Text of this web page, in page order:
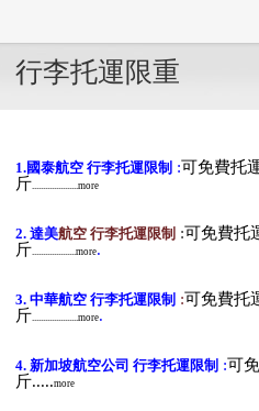
首頁
遊學
菁英中學
大學排名
行李托運限重
1.國泰航空 行李托運限制 :可免費托
斤 .....................more
2.達美航空 行李托運限制 :可免費托
斤 ....................more.
3.中華航空 行李托運限制 :可免費托
斤 .....................more.
4.新加坡航空公司 行李托運限制 :可
斤.....more